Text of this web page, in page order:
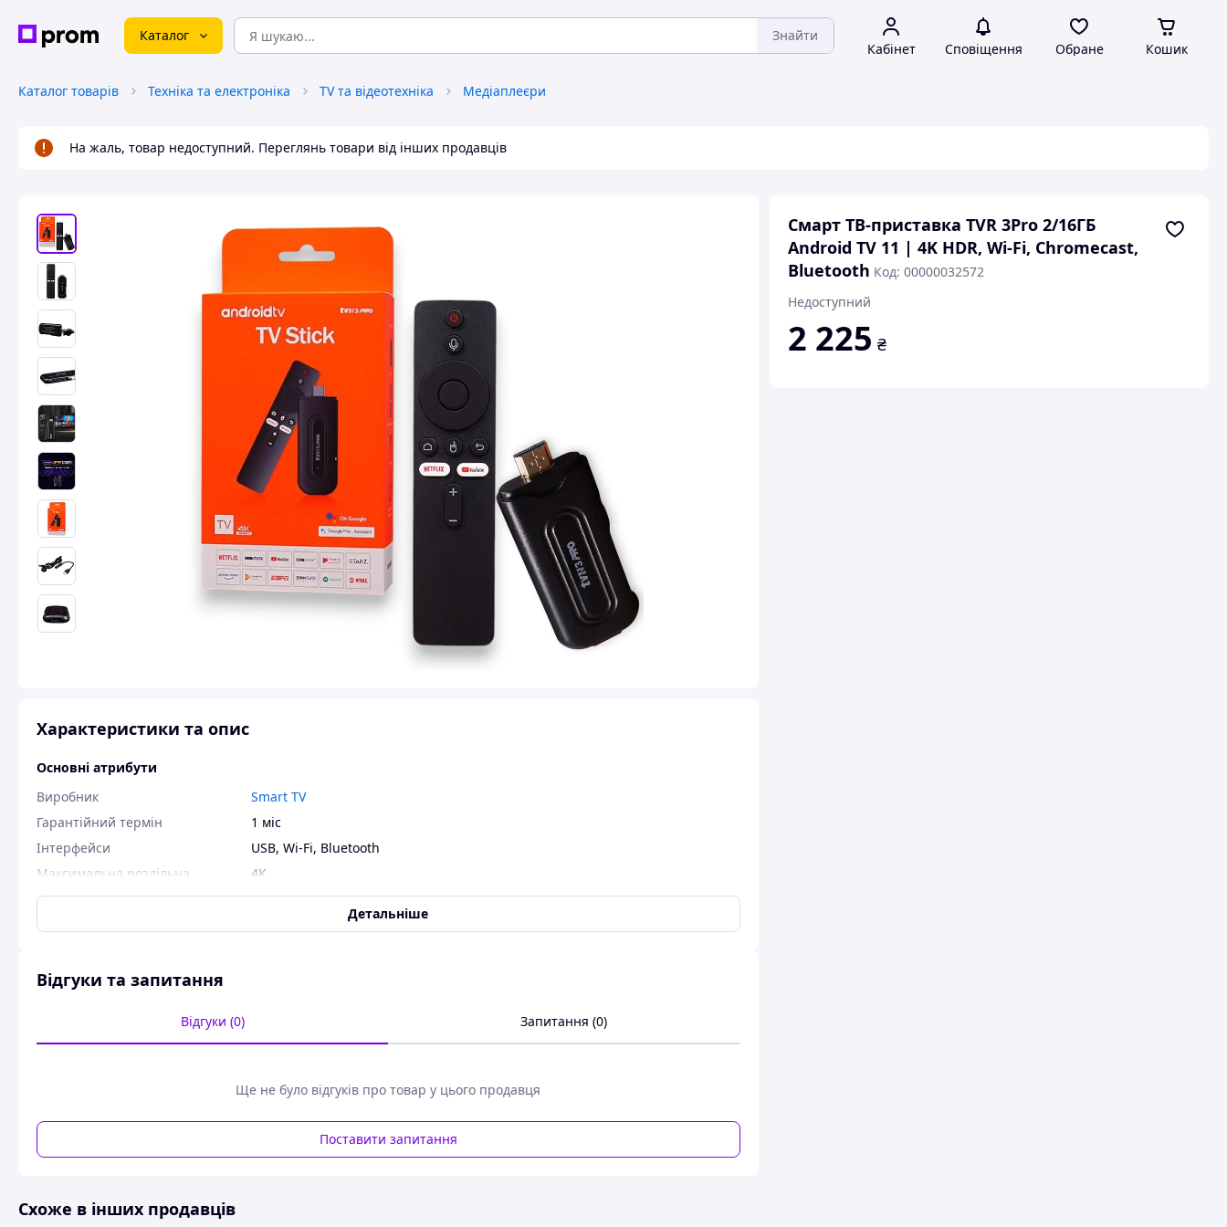
Каталог Знайти
Кабінет Сповіщення Обране Кошик
Каталог товарів Техніка та електроніка TV та відеотехніка Медіаплеєри
На жаль, товар недоступний. Переглянь товари від інших продавців
Смарт ТВ-приставка TVR 3Pro 2/16ГБ
Android TV 11 | 4K HDR, Wi-Fi, Chromecast,
Bluetooth Код: 00000032572
Недоступний
2 225 ₴
Характеристики та опис
Основні атрибути
Виробник
Smart TV
Гарантійний термін
1 міс
Інтерфейси
USB, Wi-Fi, Bluetooth
Максимальна роздільна
здатність відео
4K
Портативний
Тип
Смарт приставка
Кількість мікрофонних входів
Кількість ядер процесора
4
Операційна система
Детальніше
Відгуки та запитання
Відгуки (0) Запитання (0)
Ще не було відгуків про товар у цього продавця
Поставити запитання
Схоже в інших продавців